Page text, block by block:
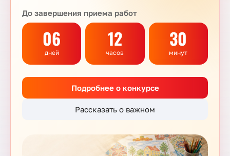
До завершения приема работ
06
дней
12
часов
30
минут
Подробнее о конкурсе
Рассказать о важном